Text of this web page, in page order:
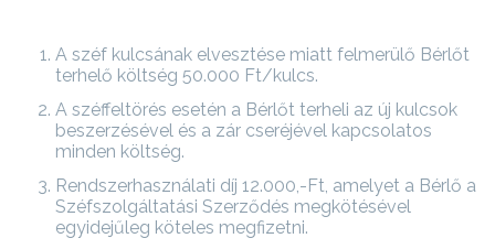
A széf kulcsának elvesztése miatt felmerülő Bérlőt
terhelő költség 50.000 Ft/kulcs.
A széffeltörés esetén a Bérlőt terheli az új kulcsok
beszerzésével és a zár cseréjével kapcsolatos
minden költség.
Rendszerhasználati díj 12.000,-Ft, amelyet a Bérlő a
Széfszolgáltatási Szerződés megkötésével
egyidejűleg köteles megfizetni.